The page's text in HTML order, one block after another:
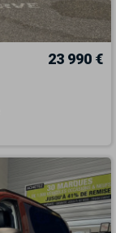
23 990 €